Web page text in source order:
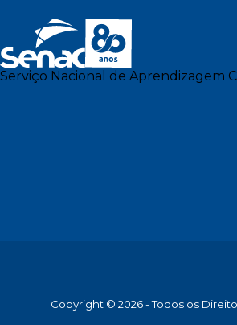
Serviço Nacional de Aprendizagem
Copyright © 2026 - Todos os